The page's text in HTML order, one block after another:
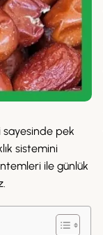
sayesinde pek
sistemini
ile günlük